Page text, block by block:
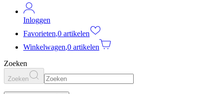
Inloggen
Favorieten,0 artikelen
Winkelwagen,0 artikelen
Zoeken
Zoeken